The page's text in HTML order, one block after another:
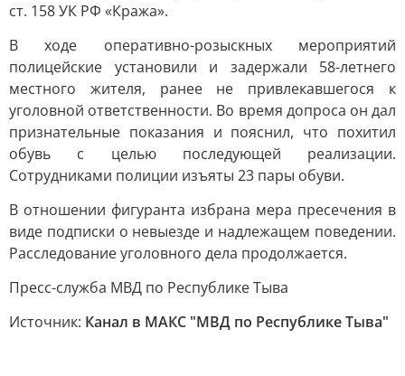
ст. 158 УК РФ «Кража».
В ходе оперативно-розыскных мероприятий
полицейские установили и задержали 58-летнего
местного жителя, ранее не привлекавшегося к
уголовной ответственности. Во время допроса он дал
признательные показания и пояснил, что похитил
обувь с целью последующей реализации.
Сотрудниками полиции изъяты 23 пары обуви.
В отношении фигуранта избрана мера пресечения в
виде подписки о невыезде и надлежащем поведении.
Расследование уголовного дела продолжается.
Пресс-служба МВД по Республике Тыва
Источник: Канал в МАКС "МВД по Республике Тыва"